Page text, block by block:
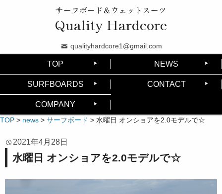
サーフボード＆ウェットスーツ
Quality Hardcore
qualityhardcore1@gmail.com
TOP NEWS
SURFBOARDS CONTACT
COMPANY
TOP > news > サーフボード > 水曜日 オンショアを2.0モデルで☆
2021年4月28日
水曜日 オンショアを2.0モデルで☆